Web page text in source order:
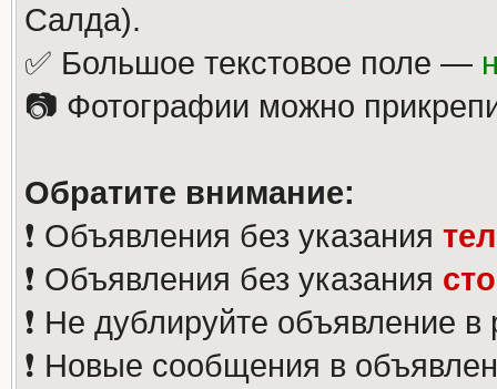
Салда).
✅ Большое текстовое поле —
📷 Фотографии можно
Обратите внимание:
❗️ Объявления без указания
❗️ Объявления без указания
❗️ Не дублируйте объявление
❗️ Новые сообщения в